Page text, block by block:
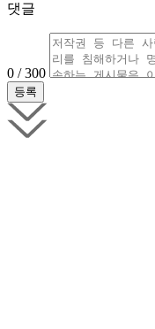
댓글
0 / 300